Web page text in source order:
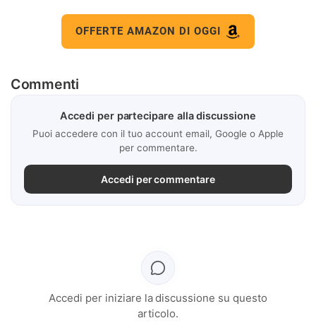
OFFERTE AMAZON DI OGGI
Commenti
Accedi per partecipare alla discussione
Puoi accedere con il tuo account email, Google o Apple
per commentare.
Accedi per commentare
Accedi per iniziare la discussione su questo
articolo.